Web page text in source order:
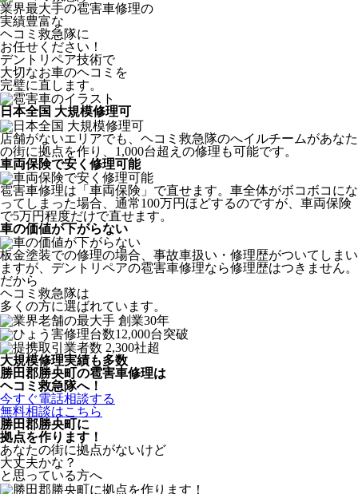
業界最大手の雹害車修理の
実績豊富な
ヘコミ救急隊に
お任せください！
デントリペア技術で
大切なお車のヘコミを
完璧に直します。
日本全国 大規模修理可
店舗がないエリアでも、ヘコミ救急隊のへイルチームがあなた
の街に拠点を作り、1,000台超えの修理も可能です。
車両保険で安く修理可能
雹害車修理は「車両保険」で直せます。車全体がボコボコにな
ってしまった場合、通常100万円ほどするのですが、車両保険
で5万円程度だけで直せます。
車の価値が下がらない
板金塗装での修理の場合、事故車扱い・修理歴がついてしまい
ますが、デントリペアの雹害車修理なら修理歴はつきません。
だから
ヘコミ救急隊は
多くの方に選ばれています。
大規模修理実績も多数
勝田郡勝央町の雹害車修理は
ヘコミ救急隊へ！
今すぐ電話相談する
無料相談はこちら
勝田郡勝央町に
拠点を作ります！
あなたの街に拠点がないけど
大丈夫かな？
と思っている方へ